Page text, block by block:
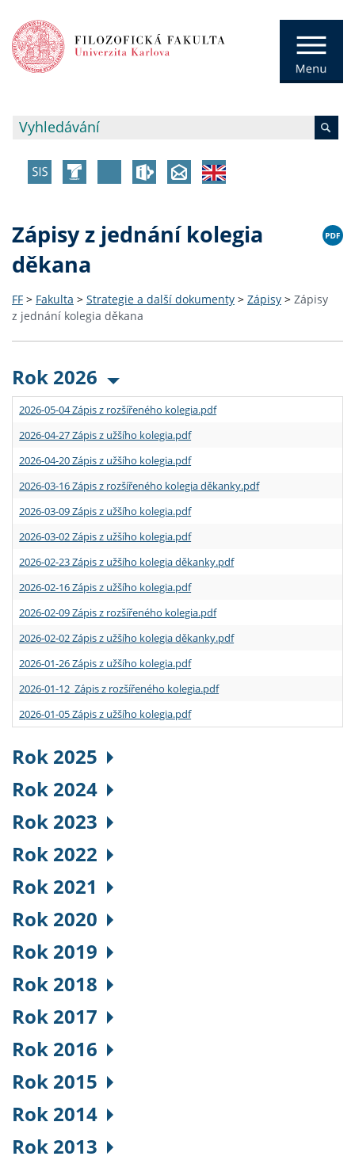
Zápisy z jednání kolegia
děkana
FF > Fakulta > Strategie a další dokumenty > Zápisy > Zápisy
z jednání kolegia děkana
Rok 2026
2026-05-04 Zápis z rozšířeného kolegia.pdf
2026-04-27 Zápis z užšího kolegia.pdf
2026-04-20 Zápis z užšího kolegia.pdf
2026-03-16 Zápis z rozšířeného kolegia děkanky.pdf
2026-03-09 Zápis z užšího kolegia.pdf
2026-03-02 Zápis z užšího kolegia.pdf
2026-02-23 Zápis z užšího kolegia děkanky.pdf
2026-02-16 Zápis z užšího kolegia.pdf
2026-02-09 Zápis z rozšířeného kolegia.pdf
2026-02-02 Zápis z užšího kolegia děkanky.pdf
2026-01-26 Zápis z užšího kolegia.pdf
2026-01-12 Zápis z rozšířeného kolegia.pdf
2026-01-05 Zápis z užšího kolegia.pdf
Rok 2025
Rok 2024
Rok 2023
Rok 2022
Rok 2021
Rok 2020
Rok 2019
Rok 2018
Rok 2017
Rok 2016
Rok 2015
Rok 2014
Rok 2013